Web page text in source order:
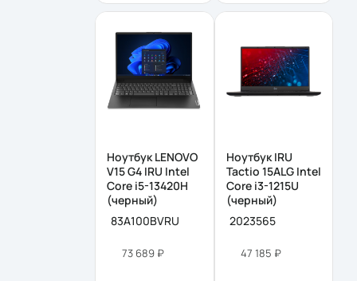
Ноутбук LENOVO
V15 G4 IRU Intel
Core i5-13420H
(черный)
83A100BVRU
73 689 ₽
Ноутбук IRU
Tactio 15ALG Intel
Core i3-1215U
(черный)
2023565
47 185 ₽